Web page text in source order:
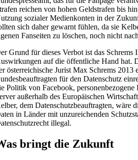
reichen von hohen Geldstrafen bis
sozialer Medienkonten in der
sich daher gewarnt fühlen, da sie
Fanseiten zu löschen, noch nicht
Grund für dieses Verbot ist das Schrems
auf die öffentliche Hand hat.
österreichische Jurist Max Schrems 2013
für den Datenschutz
Politik von Facebook,
außerhalb des Europäischen
dem Datenschutzbeauftragten, wäre
in Länder mit unzureichenden
illegal.
bringt die Zukunft